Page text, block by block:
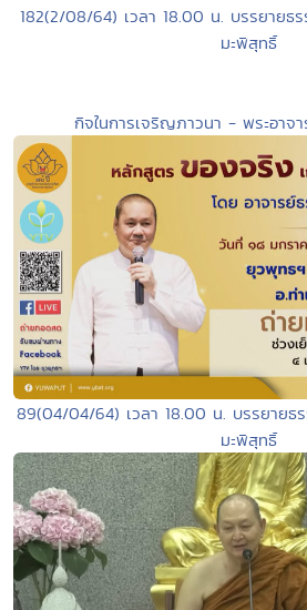
182(2/08/64) เวลา 18.00 น. บรรยายธ
มะพิสุทธิ์
กิจในการเจริญภาวนา - พระอาจ
89(04/04/64) เวลา 18.00 น. บรรยายธ
มะพิสุทธิ์